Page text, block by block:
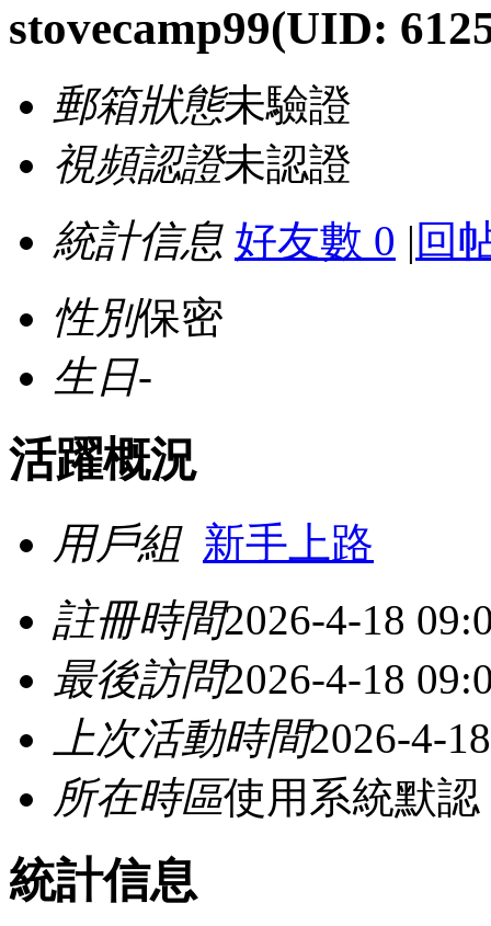
stovecamp99(UID:
郵箱狀態未驗證
視頻認證未認證
統計信息 好友數 0 | 回
性別保密
生日-
活躍概況
用戶組 新手上路
註冊時間2026-4-18
最後訪問2026-4-18
上次活動時間2026-4-
所在時區使用系統默認
統計信息